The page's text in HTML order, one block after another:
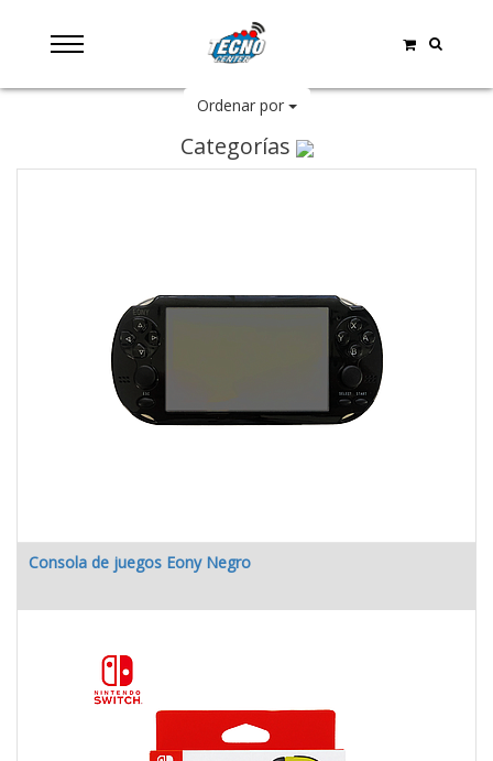
Ordenar por
Categorías
Consola de juegos Eony Negro